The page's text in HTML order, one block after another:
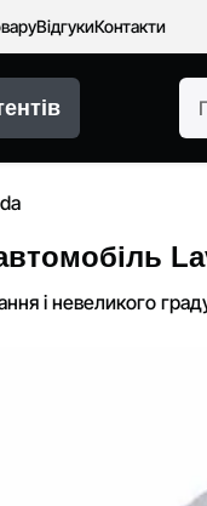
ВідгукиКонтакти
і невеликого